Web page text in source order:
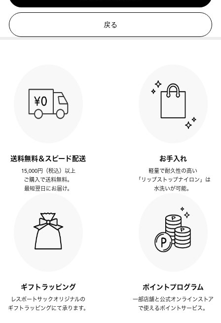
戻る
送料無料＆スピード配送
15,000円（税込）以上
ご購入で送料無料。
最短翌日にお届け。
お手入れ
軽量で耐久性の高い
「リップストップナイロン」は
水洗いが可能。
ギフトラッピング
レスポートサックオリジナルの
ギフトラッピングにて承ります。
ポイントプログラム
一部店舗と公式オンラインストア
で使えるポイントサービス。